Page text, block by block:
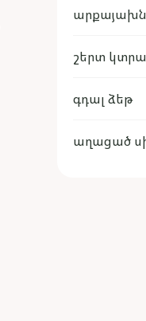
շերտ
գդալ ձեթ
աղացած